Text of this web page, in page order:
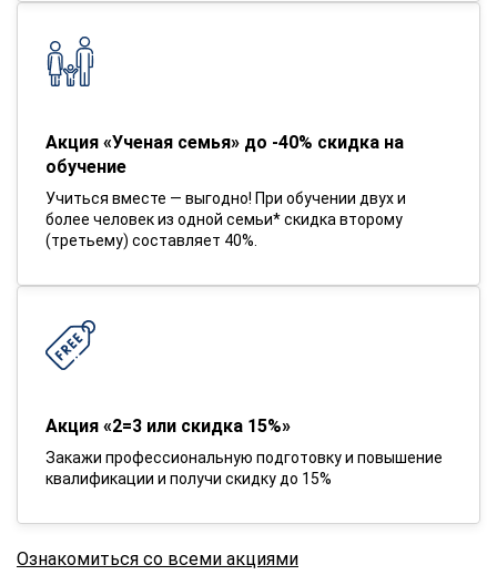
Акция «Ученая семья» до -40% скидка на
обучение
Учиться вместе — выгодно! При обучении двух и
более человек из одной семьи* скидка второму
(третьему) составляет 40%.
Акция «2=3 или скидка 15%»
Закажи профессиональную подготовку и повышение
квалификации и получи скидку до 15%
Ознакомиться со всеми акциями